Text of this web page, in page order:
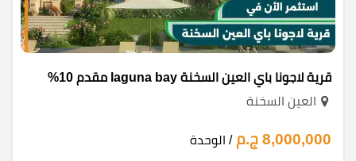
قرية لاجونا باي العين السخنة laguna bay مقدم 10%
العين السخنة
8,000,000 ج.م / الوحدة